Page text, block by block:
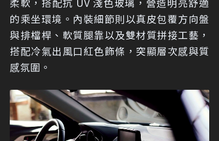
的乘坐環境。內裝細節則以真皮包覆方向盤
與排檔桿、軟質腿靠以及雙材質拼接工藝，
搭配冷氣出風口紅色飾條，突顯層次感與質
感氛圍。